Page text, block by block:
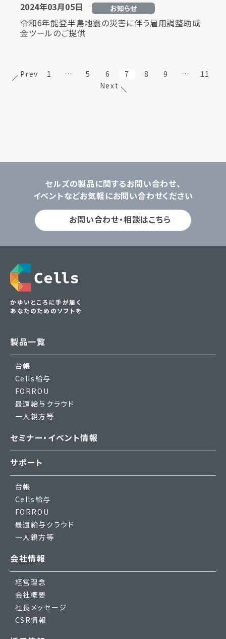
2024年03月05日 お知らせ
令和6年能登半島地震の災害に伴う雇用調整助成
金ツールのご提供
Prev 1 … 5 6 7 8 9 …
11
Next
セルズの製品に関するお問い合わせ、
イベントなどお気軽にお問い合わせください
お問い合わせ・相談はこちら
かゆいところに手が届く
あなたのためのソフトを
製品一覧
台帳
Cells給与
FORROU
最適給与クラウド
一人親方等
セミナー・イベント情報
サポート
台帳
Cells給与
FORROU
最適給与クラウド
一人親方等
会社情報
経営理念
会社概要
社長メッセージ
CSR情報